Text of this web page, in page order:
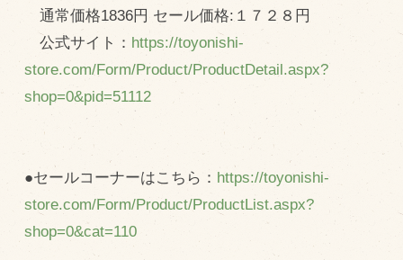
通常価格1836円 セール価格:１７２８円
公式サイト： https://toyonishi-
store.com/Form/Product/ProductDetail.aspx?
shop=0&pid=51112
●セールコーナーはこちら： https://toyonishi-
store.com/Form/Product/ProductList.aspx?
shop=0&cat=110